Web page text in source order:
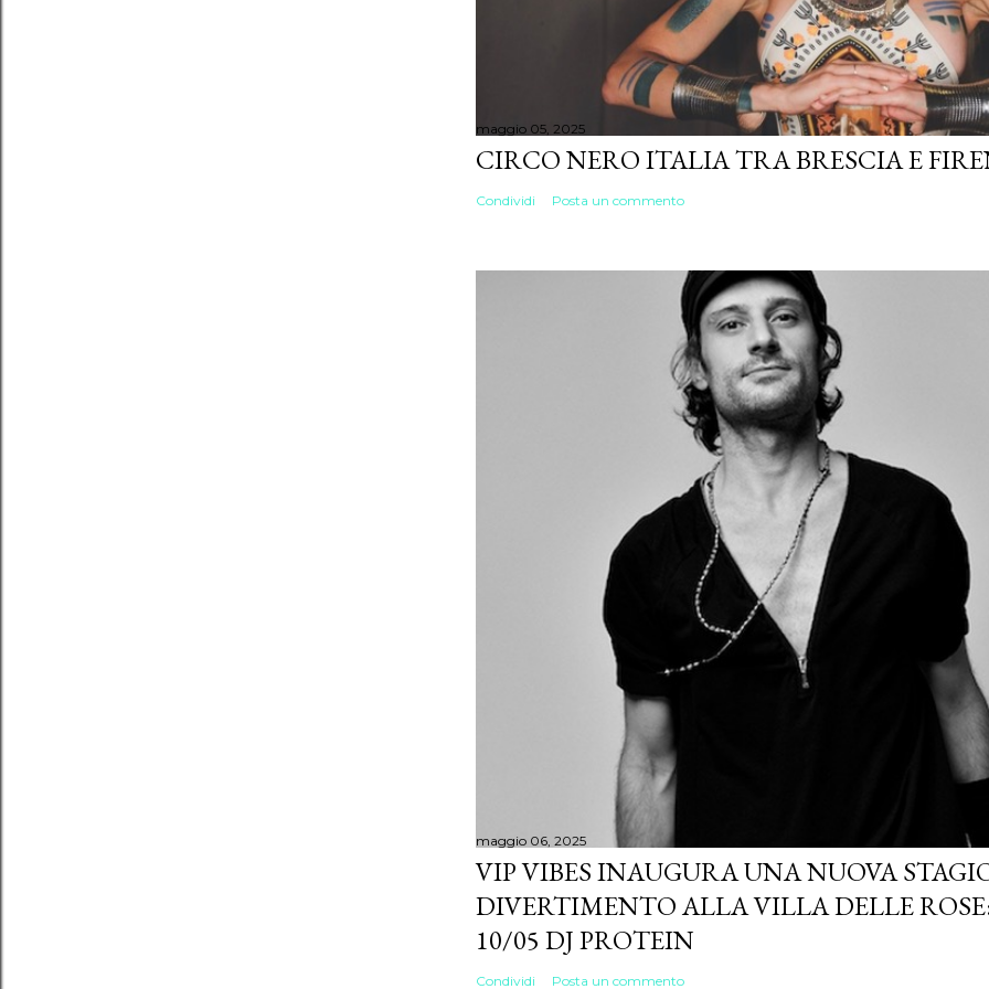
maggio 05, 2025
CIRCO NERO ITALIA TRA BRESCIA E
Condividi Posta un commento
maggio 06, 2025
VIP VIBES INAUGURA UNA NUOVA
DIVERTIMENTO ALLA VILLA DELLE
10/05 DJ PROTEIN
Condividi Posta un commento